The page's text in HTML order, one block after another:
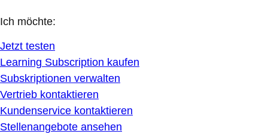
Ich möchte:
Jetzt testen
Learning Subscription kaufen
Subskriptionen verwalten
Vertrieb kontaktieren
Kundenservice kontaktieren
Stellenangebote ansehen